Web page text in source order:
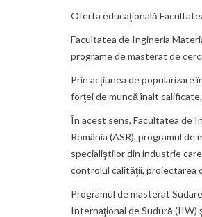
Oferta educaţională
Facultatea de Ingineria
programe de masterat de
Prin acțiunea de popularizare
forţei de muncă înalt
În acest sens, Facultatea de
România (ASR), programul
specialiştilor din industrie
controlul calităţii, proiectarea
Programul de masterat
Internaţional de Sudură (IIW)